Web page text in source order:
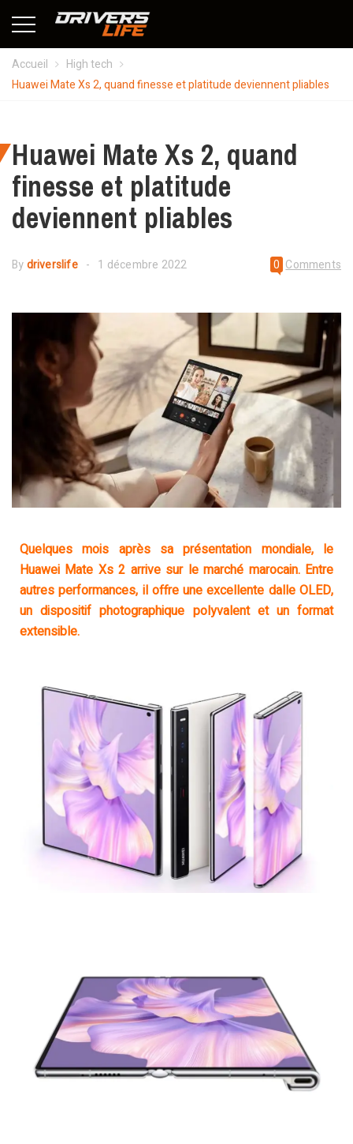
Accueil
High tech
Huawei Mate Xs 2, quand finesse et platitude deviennent pliables
Huawei Mate Xs 2, quand
finesse et platitude
deviennent pliables
Bydriverslife 1 décembre 2022 0 Comments
Quelques mois après sa présentation mondiale, le
Huawei Mate Xs 2 arrive sur le marché marocain. Entre
autres performances, il offre une excellente dalle OLED,
un dispositif photographique polyvalent et un format
extensible.